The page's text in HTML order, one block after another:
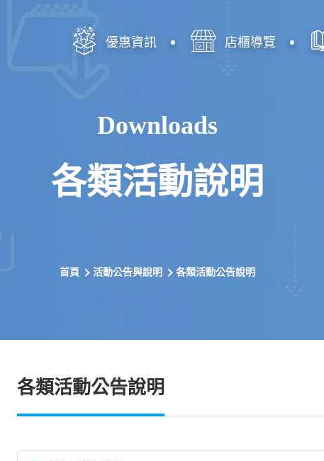
優惠資訊 店櫃導覽
Downloads
各類活動說明
首頁 活動公告與說明 各類活動公告說明
各類活動公告說明